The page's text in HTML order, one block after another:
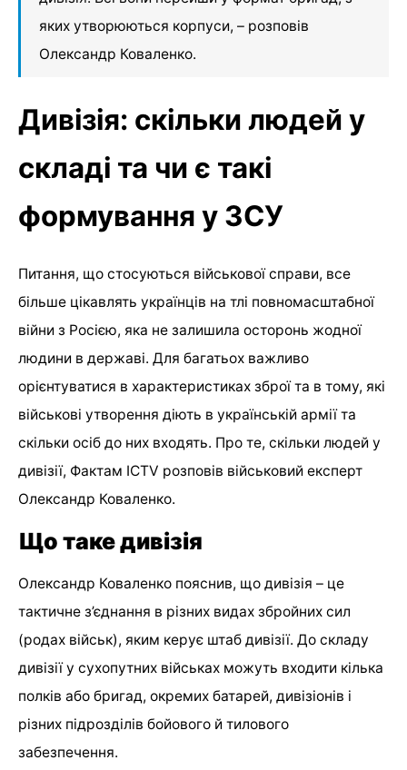
яких утворюються корпуси, – розповів
Олександр Коваленко.
Дивізія: скільки людей у
складі та чи є такі
формування у ЗСУ
Питання, що стосуються військової справи, все
більше цікавлять українців на тлі повномасштабної
війни з Росією, яка не залишила осторонь жодної
людини в державі. Для багатьох важливо
орієнтуватися в характеристиках зброї та в тому, які
військові утворення діють в українській армії та
скільки осіб до них входять. Про те, скільки людей у
дивізії, Фактам ICTV розповів військовий експерт
Олександр Коваленко.
Що таке дивізія
Олександр Коваленко пояснив, що дивізія – це
тактичне з’єднання в різних видах збройних сил
(родах військ), яким керує штаб дивізії. До складу
дивізії у сухопутних військах можуть входити кілька
полків або бригад, окремих батарей, дивізіонів і
різних підрозділів бойового й тилового
забезпечення.